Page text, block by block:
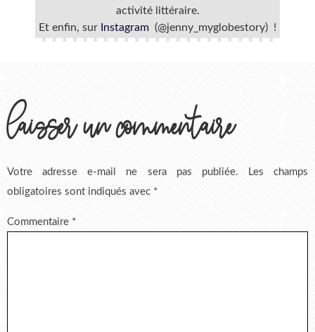
activité littéraire.
Et enfin, sur Instagram (@jenny_myglobestory) !
laisser un commentaire
Votre adresse e-mail ne sera pas publiée.
Les champs
obligatoires sont indiqués avec *
Commentaire *